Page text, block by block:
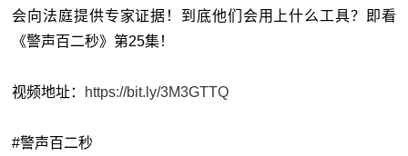
会向法庭提供专家证据！到底他们会用上什么工具？即看
《警声百二秒》第25集！
视频地址： https://bit.ly/3M3GTTQ
#警声百二秒